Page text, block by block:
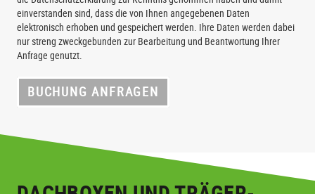
einverstanden sind, dass die von Ihnen angegebenen Daten
elektronisch erhoben und gespeichert werden. Ihre Daten werden dabei
nur streng zweckgebunden zur Bearbeitung und Beantwortung Ihrer
Anfrage genutzt.
BUCHUNG ANFRAGEN